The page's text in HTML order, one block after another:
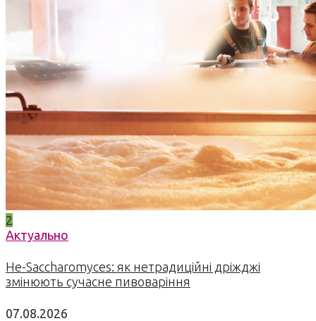
2
Актуально
Не-Saccharomyces: як нетрадиційні дріжджі
змінюють сучасне пивоваріння
07.08.2026